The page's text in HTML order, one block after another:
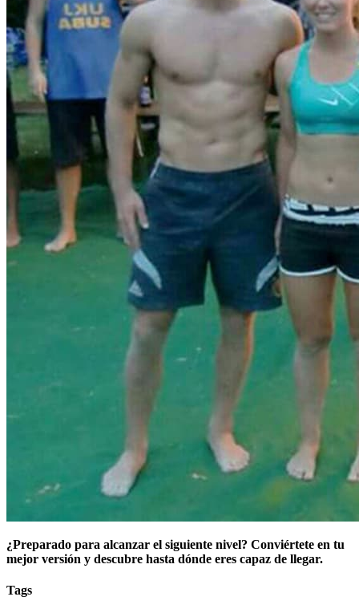
¿Preparado para alcanzar el siguiente nivel? Conviértete en tu
mejor versión y descubre hasta dónde eres capaz de llegar.
Tags